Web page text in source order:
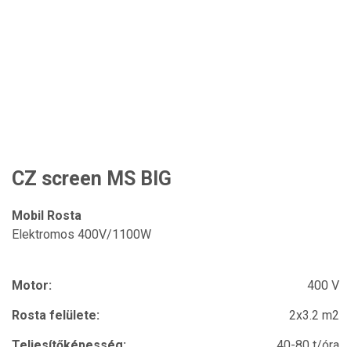
CZ screen MS BIG
Mobil Rosta
Elektromos 400V/1100W
Motor:
400 V
Rosta felülete:
2x3.2 m2